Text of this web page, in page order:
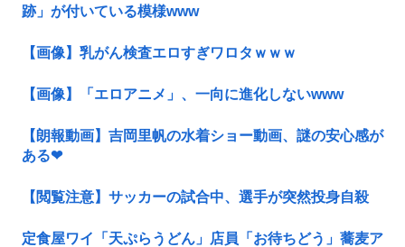
跡」が付いている模様www
【画像】乳がん検査エロすぎワロタｗｗｗ
【画像】「エロアニメ」、一向に進化しないwww
【朗報動画】吉岡里帆の水着ショー動画、謎の安心感が
ある❤
【閲覧注意】サッカーの試合中、選手が突然投身自殺
定食屋ワイ「天ぷらうどん」店員「お待ちどう」蕎麦ア